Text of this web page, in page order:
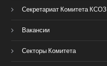
Секретариат Комитета КСОЗ
Вакансии
Секторы Комитета